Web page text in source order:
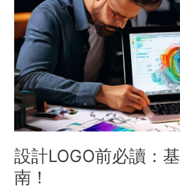
設計LOGO前必讀：
南！
讀：
基
本
觀
念
與
巧
指
南！